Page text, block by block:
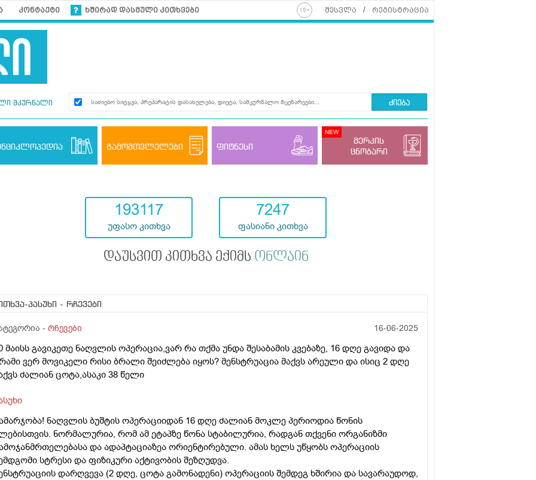
კონტაქტი ხშირად დასმული კითხვები შესვლა რეგისტრაცია
მკურნალი ძიება
გამომთვლელები ფიტნესი
მერკის
ცნობარი
193117
უფასო კითხვა
7247
ფასიანი კითხვა
დაუსვით კითხვა ექიმს ონლაინ
პასუხი - რჩევები
- რჩევები 16-06-2025
მაისს გავიკეთე ნაღვლის ოპერაცია,ვარ რა თქმა უნდა შესაბამის კვებაზე, 16 დღე გავიდა და
ვერ მოვიკელი რისი ბრალი შეიძლება იყოს? მენსტრუაცია მაქვს არეული და ისიც 2 დღე
ძალიან ცოტა,ასაკი 38 წელი
ნაღვლის ბუშტის ოპერაციიდან 16 დღე ძალიან მოკლე პერიოდია წონის
ნორმალურია, რომ ამ ეტაპზე წონა სტაბილურია, რადგან თქვენი ორგანიზმი
და ადაპტაციაზეა ორიენტირებული. ამას ხელს უწყობს ოპერაციის
სტრესი და ფიზიკური აქტივობის შეზღუდვა.
დარღვევა (2 დღე, ცოტა გამონადენი) ოპერაციის შემდეგ ხშირია და სავარაუდოდ,